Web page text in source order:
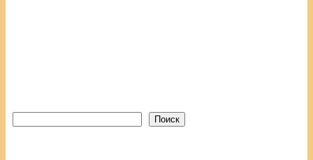
Поиск